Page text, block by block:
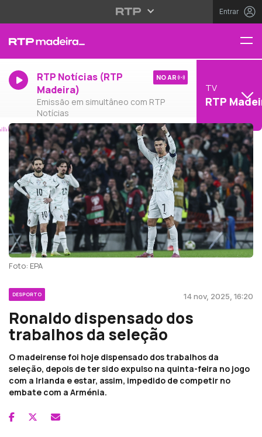
Entrar
RTP Notícias (RTP
Madeira)
Emissão em simultâneo com RTP
Notícias
NO AR
TV
RTP
Foto: EPA
DESPORTO 14 nov, 2025, 16:20
Ronaldo dispensado dos
trabalhos da seleção
O madeirense foi hoje dispensado dos trabalhos da
seleção, depois de ter sido expulso na quinta-feira no jogo
com a Irlanda e estar, assim, impedido de competir no
embate com a Arménia.